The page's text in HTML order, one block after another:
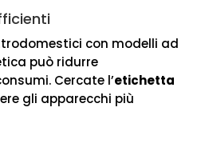
con modelli ad
può ridurre
Cercate l’etichetta
gli apparecchi più